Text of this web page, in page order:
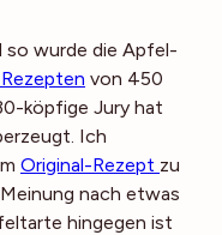
so wurde die Apfel-
von 450
köpfige Jury hat
Ich
Original-Rezept zu
nach etwas
hingegen ist